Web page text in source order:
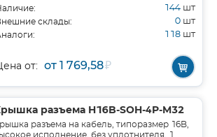
144 шт
склады: 0 шт
118 шт
от: от 1 769,58₽
разъема H16B-SOH-4P-M32
разъема на кабель, типоразмер 16B,
исполнение, без уплотнителя, 1